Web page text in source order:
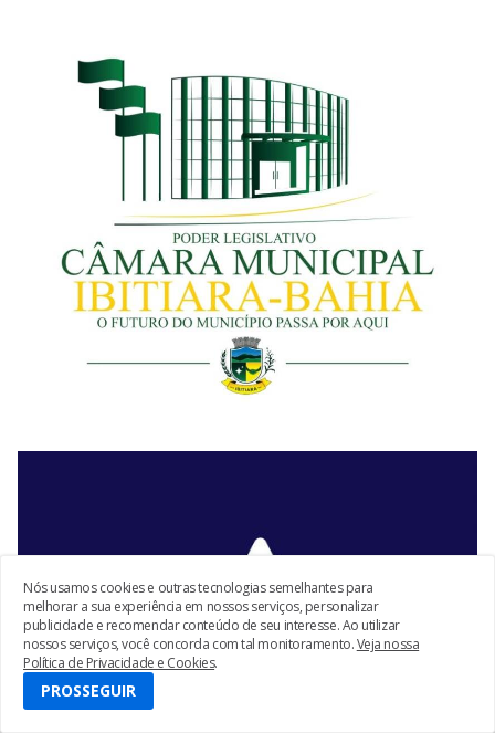
Nós usamos cookies e outras tecnologias semelhantes para
melhorar a sua experiência em nossos serviços, personalizar
publicidade e recomendar conteúdo de seu interesse. Ao utilizar
nossos serviços, você concorda com tal monitoramento.Veja nossa
Política de Privacidade e Cookies.
PROSSEGUIR